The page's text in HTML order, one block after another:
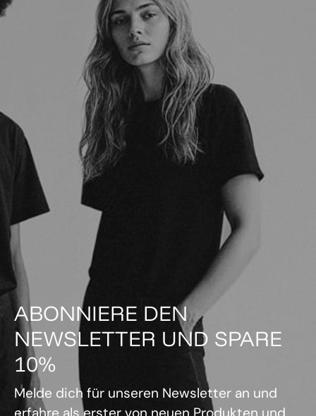
ABONNIERE DEN
NEWSLETTER UND SPARE
10%
Melde dich für unseren Newsletter an und